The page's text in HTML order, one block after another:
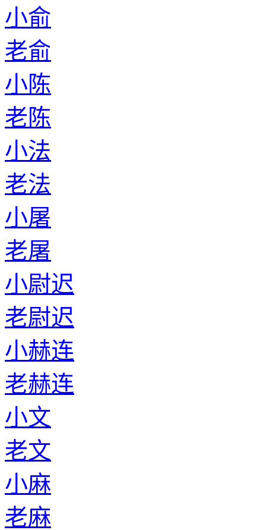
小俞
老俞
小陈
老陈
小法
老法
小屠
老屠
小尉迟
老尉迟
小赫连
老赫连
小文
老文
小麻
老麻